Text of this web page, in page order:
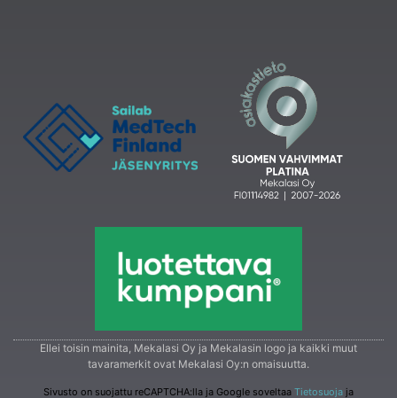
Ellei toisin mainita, Mekalasi Oy ja Mekalasin logo ja kaikki muut
tavaramerkit ovat Mekalasi Oy:n omaisuutta.
Sivusto on suojattu reCAPTCHA:lla ja Google soveltaa Tietosuoja ja